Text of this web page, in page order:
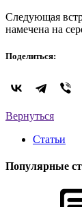
Следующая
намечена на
Поделиться:
Вернуться
Статьи
Популярные